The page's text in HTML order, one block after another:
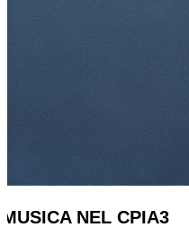
MUSICA NEL CPIA3